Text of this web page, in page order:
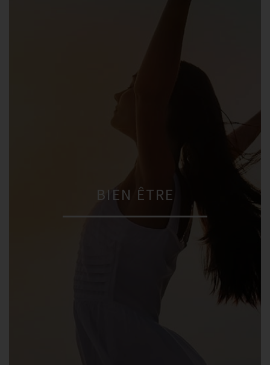
BIEN ÊTRE